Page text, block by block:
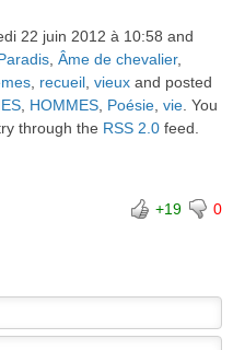
22 juin 2012 à 10:58 and
Âme de chevalier,
recueil vieux and posted
HOMMES Poésie vie . You
through the RSS 2.0 feed.
+19 0